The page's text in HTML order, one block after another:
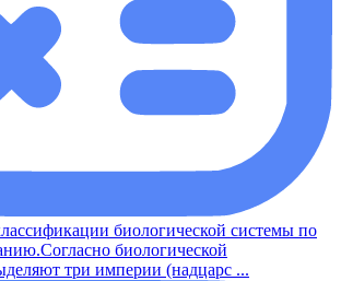
биологической системы по
биологической
три империи (надцарс ...